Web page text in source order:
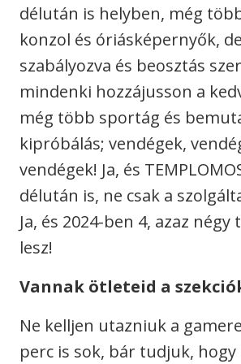
délután is helyben, még
konzol és óriásképernyők,
szabályozva és beosztás
mindenki hozzájusson a
még több sportág és
kipróbálás; vendégek,
vendégek! Ja, és
délután is, ne csak a
Ja, és 2024-ben 4, azaz
lesz!
Vannak ötleteid a
Ne kelljen utazniuk a
perc is sok, bár tudjuk, hogy